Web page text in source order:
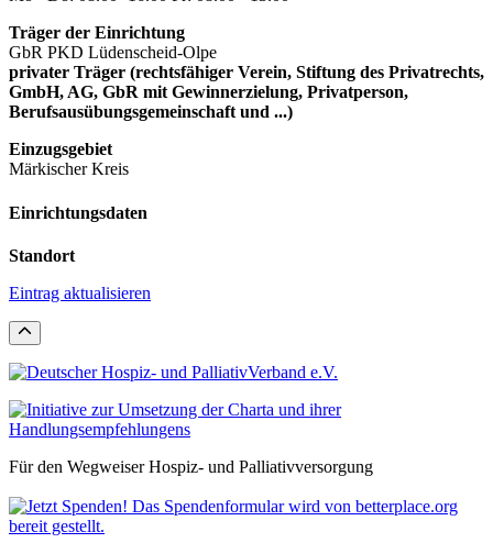
Träger der Einrichtung
GbR PKD Lüdenscheid-Olpe
privater Träger (rechtsfähiger Verein, Stiftung des Privatrechts,
GmbH, AG, GbR mit Gewinnerzielung, Privatperson,
Berufsausübungsgemeinschaft und ...)
Einzugsgebiet
Märkischer Kreis
Einrichtungsdaten
Standort
Eintrag aktualisieren
Für den Wegweiser Hospiz- und Palliativversorgung